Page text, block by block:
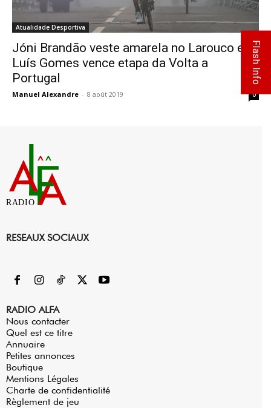
Atualidade Desportiva
Jóni Brandão veste amarela no Larouco e
Luís Gomes vence etapa da Volta a
Portugal
Manuel Alexandre - 8 août 2019 0
RADIO
RESEAUX SOCIAUX
RADIO ALFA
Nous contacter
Quel est ce titre
Annuaire
Petites annonces
Boutique
Mentions Légales
Charte de confidentialité
Règlement de jeu
Flash Info